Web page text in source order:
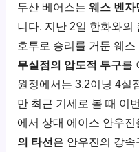
두산 베어스는웨스 벤자
니다. 지난 2일 한화와의
호투로 승리를 거둔 웨
무실점의 압도적 투구를
원정에서는 3.2이닝 4실
만 최근 기세로 볼 때 이
에서 상대 에이스 안우
의 타선은 안우진의 강